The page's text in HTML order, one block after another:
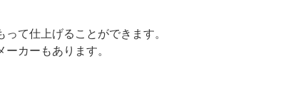
て仕上げることができます。
カーもあります。